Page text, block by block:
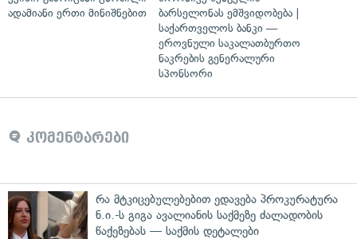
ადამიანი ერთი მინიშნებით
ბარსელონას ემშვიდობება |
საქართველოს ბანკი —
ეროვნული საკალათბურთო
ნაკრების გენერალური
სპონსორი
კომენტარები
რა მტკიცებულებებით ედავება პროკურატურა
ნ.ი.-ს გიგა ავალიანის საქმეზე ძალადობის
წაქეზებას — საქმის დეტალები